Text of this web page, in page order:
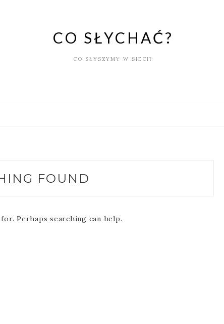
CO SŁYCHAĆ?
CO SŁYSZYMY W SIECI?
FOUND
Perhaps searching can help.